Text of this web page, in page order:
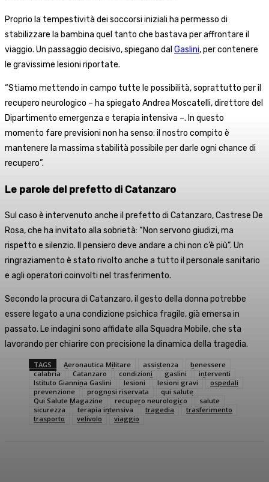
Proprio la tempestività dei soccorsi iniziali ha permesso di
stabilizzare la bambina quel tanto che bastava per affrontare il
viaggio. Un passaggio decisivo, spiegano dal Gaslini, per contenere
le gravissime lesioni riportate.
“Stiamo mettendo in campo tutte le possibilità, soprattutto per il
recupero neurologico – ha spiegato Andrea Moscatelli, direttore del
Dipartimento emergenza e terapia intensiva –. In questo
momento fare previsioni non ha senso: il nostro compito è
mantenere la massima stabilità possibile per darle ogni chance di
recupero”.
Le parole del prefetto di Catanzaro
Sul caso è intervenuto anche il prefetto di Catanzaro, Castrese De
Rosa, che ha invitato alla sobrietà: “Non servono giudizi, ma
rispetto e silenzio. Il pensiero deve andare a chi non c’è più”. Un
ringraziamento è stato rivolto anche a tutto il personale sanitario
e agli operatori coinvolti nel trasferimento.
Secondo la procura di Catanzaro, il gesto della donna potrebbe
essere legato a una condizione psichica fragile, già emersa in
passato. Le indagini sono affidate alla Squadra Mobile, che sta
lavorando per chiarire con precisione la dinamica della tragedia.
TAGS Aeronautica Militare assistenza
benessere
calabria
Catanzaro condizioni gaslini
interventi
Istituto Giannina Gaslini
lesioni lesioni gravi
ospedali
prevenzione
prognosi riservata
qui salute
Qui Salute Magazine
recupero neurologico
salute
sicurezza
terapia intensiva tragedia
trasferimento
trasporto
velivolo viaggio